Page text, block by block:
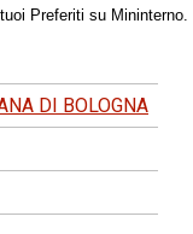
Preferiti su Mininterno.
DI BOLOGNA